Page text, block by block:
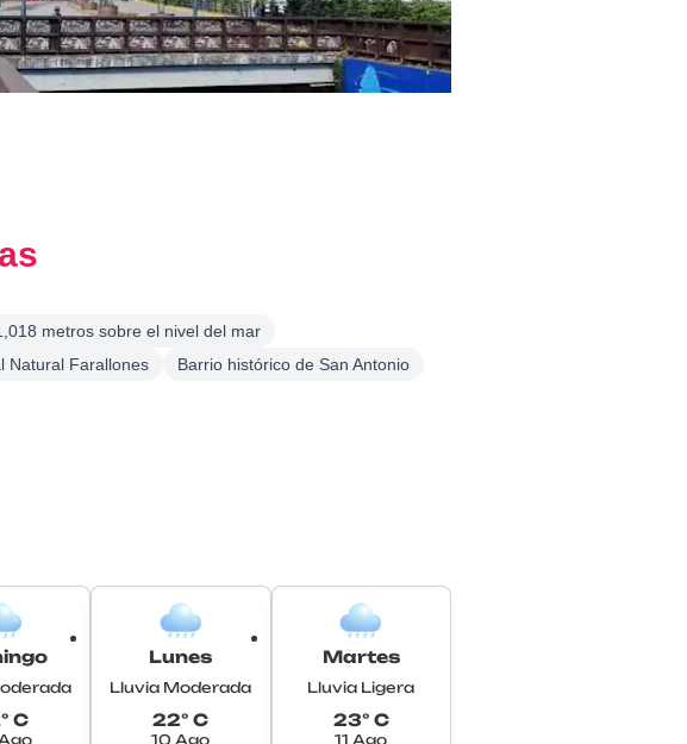
metros sobre el nivel del mar
Natural Farallones
Barrio histórico de San Antonio
C
Lunes
Lluvia Moderada
22° C
10 Ago
Martes
Lluvia Ligera
23° C
11 Ago